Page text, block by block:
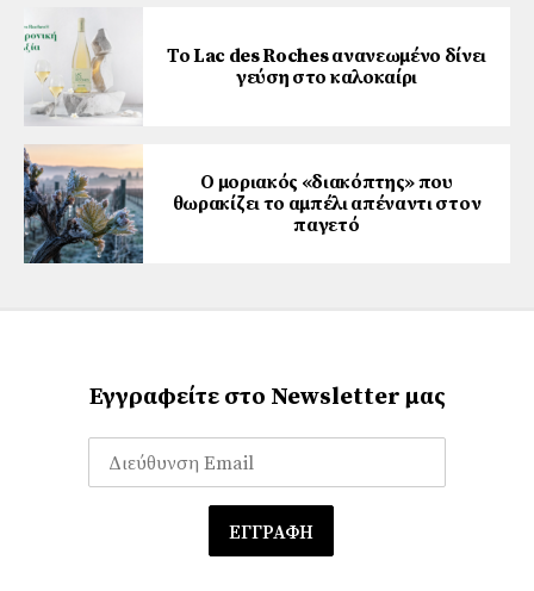
Το Lac des Roches ανανεωμένο δίνει
γεύση στο καλοκαίρι
Ο μοριακός «διακόπτης» που
θωρακίζει το αμπέλι απέναντι στον
παγετό
Εγγραφείτε στο Newsletter μας